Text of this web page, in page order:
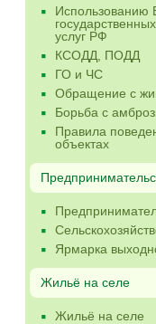
Использованию
услуг РФ
КСОДД, ПОДД
ГО и ЧС
Обращение с
Борьба с
Правила
объектах
Ярмарка
Жильё на селе
Жильё на селе